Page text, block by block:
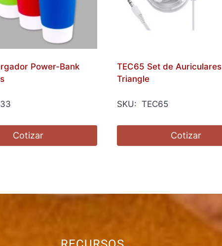
Power-Bank
Cotizar
TEC65 Set de Auriculares
Triangle
SKU: TEC65
Cotizar